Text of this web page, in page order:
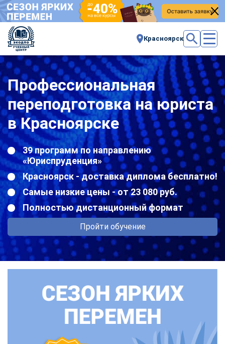
Красноярск
Профессиональная
переподготовка на юриста
в Красноярске
39 программ по направлению
«Юриспруденция»
Красноярск - доставка диплома бесплатно!
Самые низкие цены - от 23 080 руб.
Полностью дистанционный формат
Пройти обучение